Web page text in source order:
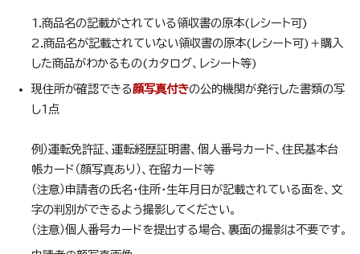
1.商品名の記載がされている領収書の原本(レシート可)
2.商品名が記載されていない領収書の原本(レシート可)＋購入
した商品がわかるもの(カタログ、レシート等)
現住所が確認できる顔写真付きの公的機関が発行した書類の写
し1点
例）運転免許証、運転経歴証明書、個人番号カード、住民基本台
帳カード（顔写真あり）、在留カード等
（注意）申請者の氏名・住所・生年月日が記載されている面を、文
字の判別ができるよう撮影してください。
（注意）個人番号カードを提出する場合、裏面の撮影は不要です。